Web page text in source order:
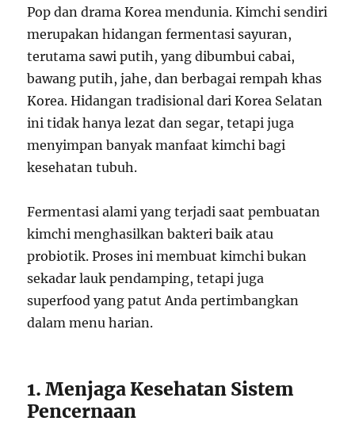
Pop dan drama Korea mendunia. Kimchi sendiri
merupakan hidangan fermentasi sayuran,
terutama sawi putih, yang dibumbui cabai,
bawang putih, jahe, dan berbagai rempah khas
Korea. Hidangan tradisional dari Korea Selatan
ini tidak hanya lezat dan segar, tetapi juga
menyimpan banyak manfaat kimchi bagi
kesehatan tubuh.
Fermentasi alami yang terjadi saat pembuatan
kimchi menghasilkan bakteri baik atau
probiotik. Proses ini membuat kimchi bukan
sekadar lauk pendamping, tetapi juga
superfood yang patut Anda pertimbangkan
dalam menu harian.
1. Menjaga Kesehatan Sistem
Pencernaan